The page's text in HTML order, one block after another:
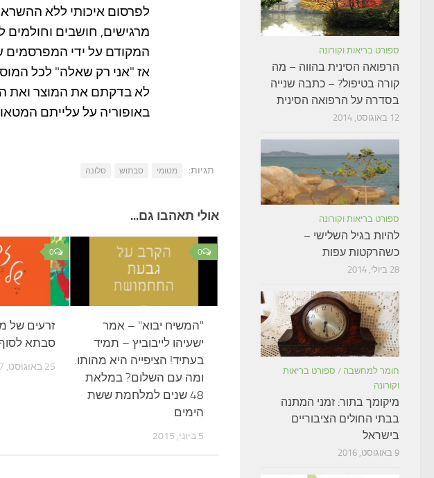
לפרסום איכותי ללא
מרגישים, חושבים
המקודם על ידי
אז "אני רק שאלה" לכל
לא בדקתם את המוצר ואת
באופוריה על עלייתם
תגיות: מטומי סבתוש סלונה
אולי תאהבו גם...
0
זרעים של
סבתא
25 באוגוסט, 2017
0
"המשיח יבוא" – אמר
ישעיהו לייבוביץ – תמיד
בעתיד! הציפייה היא מהותו.
ומה עם השלום? במלאת
48 שנים למלחמת ששת
הימים
5 ביוני, 2015
ספורט בריאות וקורונה
הרפואה הסינית בהווה – מה
קורה בטיפול? – כתבה שנייה
בסדרה על הרפואה הסינית
12 באוגוסט, 2014
ספורט בריאות וקורונה
להיות בגיל השלישי –
כשהרקטות עפות
28 ביולי, 2014
חומר למחשבה / ספורט בריאות
וקורונה
מיקומך בתור: זמני המתנה
בבתי החולים הציבוריים
בישראל
9 באוגוסט, 2016